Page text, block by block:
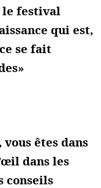
le festival
qui est,
se fait
êtes dans
dans les
conseils